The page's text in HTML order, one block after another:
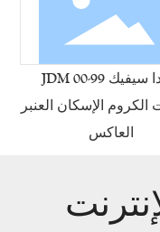
هوندا سيفيك 99-00 JDM
الإسكان العنبر
العاكس